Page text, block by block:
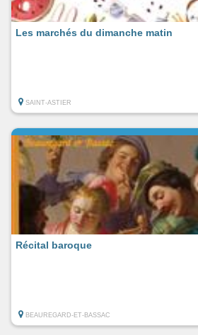
Les marchés du dimanche matin
SAINT-ASTIER
Récital baroque
BEAUREGARD-ET-BASSAC